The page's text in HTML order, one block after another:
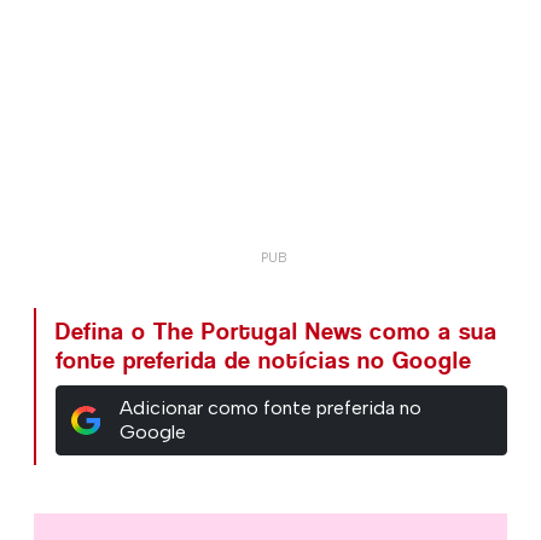
Defina o The Portugal News como a sua
fonte preferida de notícias no Google
Adicionar como fonte preferida no
Google